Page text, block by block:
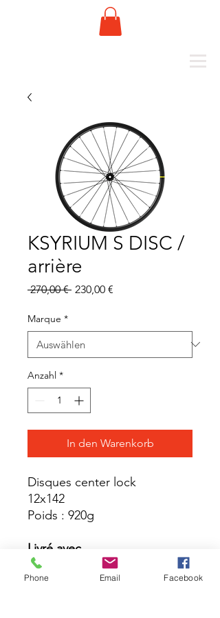
KSYRIUM S DISC /
arrière
270,00 € Standardpreis
230,00 €
Marque *
Anzahl *
In den Warenkorb
Disques center lock
12x142
Poids : 920g
Livré avec
Guide utilisateur
Valve UST non montée sur
Phone Email Facebook